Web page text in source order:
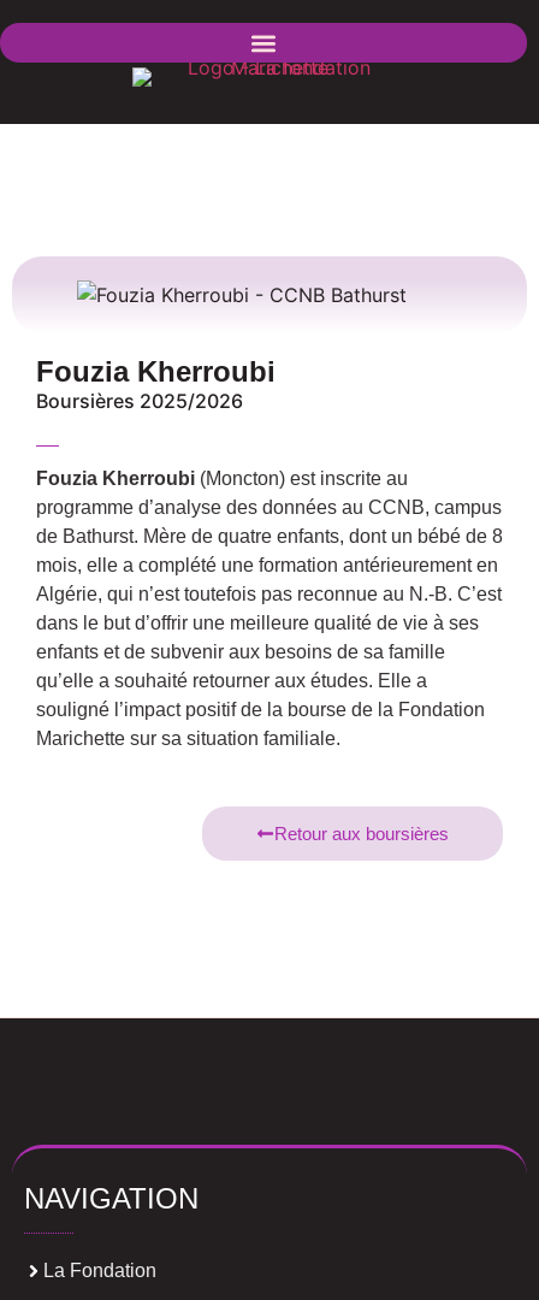
Fouzia Kherroubi
Boursières 2025/2026
Fouzia Kherroubi (Moncton) est inscrite au
programme d’analyse des données au CCNB, campus
de Bathurst. Mère de quatre enfants, dont un bébé de 8
mois, elle a complété une formation antérieurement en
Algérie, qui n’est toutefois pas reconnue au N.-B. C’est
dans le but d’offrir une meilleure qualité de vie à ses
enfants et de subvenir aux besoins de sa famille
qu’elle a souhaité retourner aux études. Elle a
souligné l’impact positif de la bourse de la Fondation
Marichette sur sa situation familiale.
Retour aux boursières
NAVIGATION
La Fondation